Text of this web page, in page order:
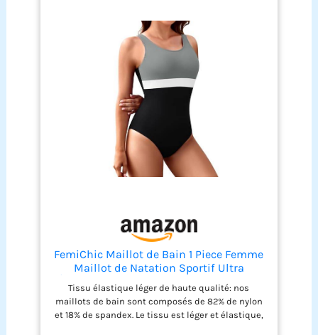
bretelles réglables de ce maillot de bain
s'adaptent à la morphologie de votre enfant. À
partir de la taille L, les coussinets de poitrine
amovibles offrent un soutien délicat et préservent
l'intimité pendant la puberté, pour un confort et
une confiance en soi tout l'été. 【Plusieurs
couleurs】Disponible en noir, vert et imprimé
marguerites pour un style unique. Ce tissu grand
teint ne déteint pas et conserve son éclat même
après de nombreux lavages – idéal pour les filles
de 7 à 12 ans. 【Utilisation polyvalente】Ce maillot
de bain pour filles est à la fois pratique et
consulter le guide des tailles avant l'achat.
FemiChic Maillot de Bain 1 Piece Femme
Maillot de Natation Sportif Ultra
Élastique avec Soutien Gorge Amovible
Dos en U Décolleté & Motif Tricolore
Résistance au Chlore(Gris,L)
Tissu élastique léger de haute qualité: nos
maillots de bain sont composés de 82% de nylon
et 18% de spandex. Le tissu est léger et élastique,